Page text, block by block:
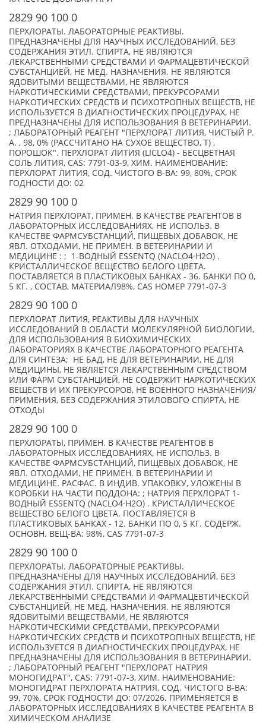
2829 90 100 0
ПЕРХЛОРАТЫ. ЛАБОРАТОРНЫЕ РЕАКТИВЫ.
ПРЕДНАЗНАЧЕНЫ ДЛЯ НАУЧНЫХ ИССЛЕДОВАНИЙ, БЕЗ
СОДЕРЖАНИЯ ЭТИЛ. СПИРТА, НЕ ЯВЛЯЮТСЯ
ЛЕКАРСТВЕННЫМИ СРЕДСТВАМИ И ФАРМАЦЕВТИЧЕСКОЙ
СУБСТАНЦИЕЙ, НЕ МЕД. НАЗНАЧЕНИЯ. НЕ ЯВЛЯЮТСЯ
ЯДОВИТЫМИ ВЕЩЕСТВАМИ, НЕ ЯВЛЯЮТСЯ
НАРКОТИЧЕСКИМИ СРЕДСТВАМИ, ПРЕКУРСОРАМИ
НАРКОТИЧЕСКИХ СРЕДСТВ И ПСИХОТРОПНЫХ ВЕЩЕСТВ, НЕ
ИСПОЛЬЗУЕТСЯ В ДИАГНОСТИЧЕСКИХ ПРОЦЕДУРАХ, НЕ
ПРЕДНАЗНАЧЕНЫ ДЛЯ ИСПОЛЬЗОВАНИЯ В ВЕТЕРИНАРИИ.
; ЛАБОРАТОРНЫЙ РЕАГЕНТ "ПЕРХЛОРАТ ЛИТИЯ, ЧИСТЫЙ Р.
А. , 98, 0% (РАССЧИТАНО НА СУХОЕ ВЕЩЕСТВО, Т) ,
ПОРОШОК". ПЕРХЛОРАТ ЛИТИЯ (LICLO4) - БЕСЦВЕТНАЯ
СОЛЬ ЛИТИЯ, CAS: 7791-03-9, ХИМ. НАИМЕНОВАНИЕ:
ПЕРХЛОРАТ ЛИТИЯ, СОД. ЧИСТОГО В-ВА: 99, 80%, СРОК
ГОДНОСТИ ДО: 02
2829 90 100 0
НАТРИЯ ПЕРХЛОРАТ, ПРИМЕН. В КАЧЕСТВЕ РЕАГЕНТОВ В
ЛАБОРАТОРНЫХ ИССЛЕДОВАНИЯХ, НЕ ИСПОЛЬЗ. В
КАЧЕСТВЕ ФАРМСУБСТАНЦИЙ, ПИЩЕВЫХ ДОБАВОК, НЕ
ЯВЛ. ОТХОДАМИ, НЕ ПРИМЕН. В ВЕТЕРИНАРИИ И
МЕДИЦИНЕ : ; 1-ВОДНЫЙ ESSENTQ (NACLO4·H2O) .
КРИСТАЛЛИЧЕСКОЕ ВЕЩЕСТВО БЕЛОГО ЦВЕТА.
ПОСТАВЛЯЕТСЯ В ПЛАСТИКОВЫХ БАНКАХ - 36. БАНКИ ПО 0,
5 КГ. , СОСТАВ, МАТЕРИАЛ98%, CAS НОМЕР 7791-07-3
2829 90 100 0
ПЕРХЛОРАТ ЛИТИЯ, РЕАКТИВЫ ДЛЯ НАУЧНЫХ
ИССЛЕДОВАНИЙ В ОБЛАСТИ МОЛЕКУЛЯРНОЙ БИОЛОГИИ,
ДЛЯ ИСПОЛЬЗОВАНИЯ В БИОХИМИЧЕСКИХ
ЛАБОРАТОРИЯХ В КАЧЕСТВЕ ЛАБОРАТОРНОГО РЕАГЕНТА
ДЛЯ СИНТЕЗА; НЕ БАД, НЕ ДЛЯ ВЕТЕРИНАРИИ, НЕ ДЛЯ
МЕДИЦИНЫ, НЕ ЯВЛЯЕТСЯ ЛЕКАРСТВЕННЫМ СРЕДСТВОМ
ИЛИ ФАРМ СУБСТАНЦИЕЙ, НЕ СОДЕРЖИТ НАРКОТИЧЕСКИХ
ВЕЩЕСТВ И ИХ ПРЕКУРСОРОВ, НЕ ВОЕННОГО НАЗНАЧЕНИЯ/
ПРИМЕНИЯ, БЕЗ СОДЕРЖАНИЯ ЭТИЛОВОГО СПИРТА, НЕ
ОТХОДЫ
2829 90 100 0
ПЕРХЛОРАТЫ, ПРИМЕН. В КАЧЕСТВЕ РЕАГЕНТОВ В
ЛАБОРАТОРНЫХ ИССЛЕДОВАНИЯХ, НЕ ИСПОЛЬЗ. В
КАЧЕСТВЕ ФАРМСУБСТАНЦИЙ, ПИЩЕВЫХ ДОБАВОК, НЕ
ЯВЛ. ОТХОДАМИ, НЕ ПРИМЕН. В ВЕТЕРИНАРИИ И
МЕДИЦИНЕ. РАСФАС. В ИНДИВ. УПАКОВКУ, УЛОЖЕНЫ В
КОРОБКИ НА ЧАСТИ ПОДДОНА: ; НАТРИЯ ПЕРХЛОРАТ 1-
ВОДНЫЙ ESSENTQ (NACLO4·H2O) . КРИСТАЛЛИЧЕСКОЕ
ВЕЩЕСТВО БЕЛОГО ЦВЕТА. ПОСТАВЛЯЕТСЯ В
ПЛАСТИКОВЫХ БАНКАХ - 12. БАНКИ ПО 0, 5 КГ. СОДЕРЖ.
ОСНОВН. ВЕЩ-ВА: 98%, CAS 7791-07-3
2829 90 100 0
ПЕРХЛОРАТЫ. ЛАБОРАТОРНЫЕ РЕАКТИВЫ.
ПРЕДНАЗНАЧЕНЫ ДЛЯ НАУЧНЫХ ИССЛЕДОВАНИЙ, БЕЗ
СОДЕРЖАНИЯ ЭТИЛ. СПИРТА, НЕ ЯВЛЯЮТСЯ
ЛЕКАРСТВЕННЫМИ СРЕДСТВАМИ И ФАРМАЦЕВТИЧЕСКОЙ
СУБСТАНЦИЕЙ, НЕ МЕД. НАЗНАЧЕНИЯ. НЕ ЯВЛЯЮТСЯ
ЯДОВИТЫМИ ВЕЩЕСТВАМИ, НЕ ЯВЛЯЮТСЯ
НАРКОТИЧЕСКИМИ СРЕДСТВАМИ, ПРЕКУРСОРАМИ
НАРКОТИЧЕСКИХ СРЕДСТВ И ПСИХОТРОПНЫХ ВЕЩЕСТВ, НЕ
ИСПОЛЬЗУЕТСЯ В ДИАГНОСТИЧЕСКИХ ПРОЦЕДУРАХ, НЕ
ПРЕДНАЗНАЧЕНЫ ДЛЯ ИСПОЛЬЗОВАНИЯ В ВЕТЕРИНАРИИ.
; ЛАБОРАТОРНЫЙ РЕАГЕНТ "ПЕРХЛОРАТ НАТРИЯ
МОНОГИДРАТ", CAS: 7791-07-3, ХИМ. НАИМЕНОВАНИЕ:
МОНОГИДРАТ ПЕРХЛОРАТА НАТРИЯ, СОД. ЧИСТОГО В-ВА:
99, 70%, СРОК ГОДНОСТИ ДО: 07/2026. ПРИМЕНЯЕТСЯ В
ЛАБОРАТОРНЫХ ИССЛЕДОВАНИЯХ В КАЧЕСТВЕ РЕАГЕНТА В
ХИМИЧЕСКОМ АНАЛИЗЕ